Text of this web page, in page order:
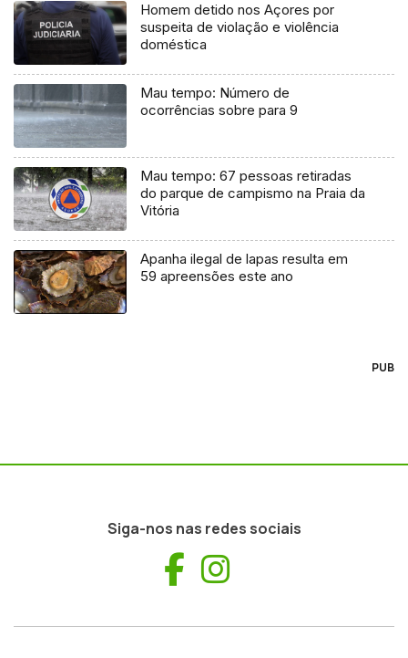
Homem detido nos Açores por
suspeita de violação e violência
doméstica
Mau tempo: Número de
ocorrências sobre para 9
Mau tempo: 67 pessoas retiradas
do parque de campismo na Praia da
Vitória
Apanha ilegal de lapas resulta em
59 apreensões este ano
PUB
Siga-nos nas redes sociais
Facebook